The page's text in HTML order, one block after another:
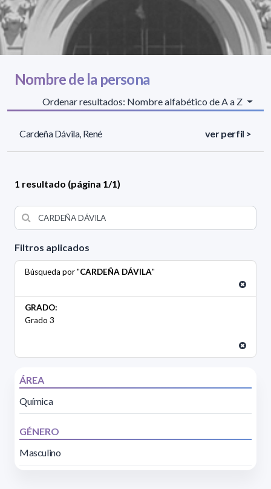
Filtros aplicados
Búsqueda por "CARDEÑA DÁVILA"
GRADO:
Grado 3
ÁREA
Química
GÉNERO
Masculino
Nombre de la persona
Ordenar resultados: Nombre alfabético de A a Z
Cardeña Dávila, René ver perfil >
1 resultado (página 1/1)